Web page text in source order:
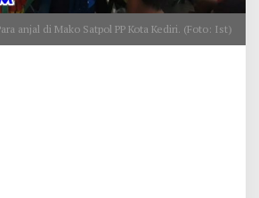
anjal di Mako Satpol PP Kota Kediri. (Foto: Ist)